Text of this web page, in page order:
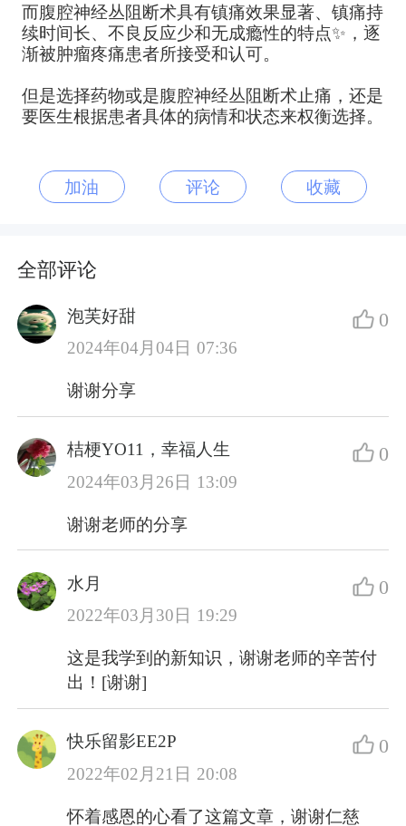
而腹腔神经丛阻断术具有镇痛效果显著、镇痛持
续时间长、不良反应少和无成瘾性的特点✨，逐
渐被肿瘤疼痛患者所接受和认可。
但是选择药物或是腹腔神经丛阻断术止痛，还是
要医生根据患者具体的病情和状态来权衡选择。
加油 评论 收藏
全部评论
泡芙好甜
2024年04月04日 07:36
0
谢谢分享
桔梗YO11，幸福人生
2024年03月26日 13:09
0
谢谢老师的分享
水月
2022年03月30日 19:29
0
这是我学到的新知识，谢谢老师的辛苦付
出！[谢谢]
快乐留影EE2P
2022年02月21日 20:08
0
怀着感恩的心看了这篇文章，谢谢仁慈